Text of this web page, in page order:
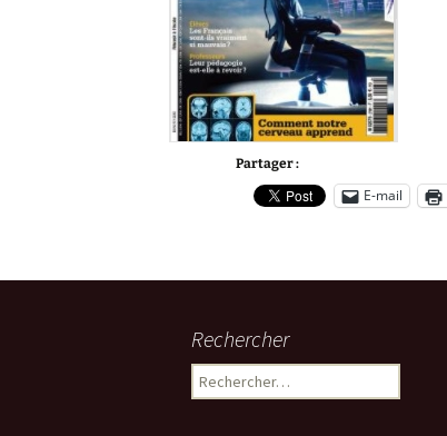
Partager :
E-mail
Rechercher
Rechercher :